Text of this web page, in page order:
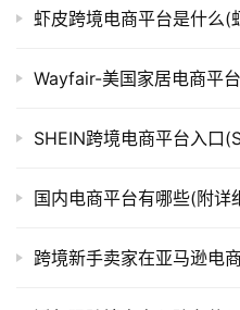
虾皮跨境电商平台是什么(
Wayfair-美国家居电商平台
SHEIN跨境电商平台入口
国内电商平台有哪些(附详
跨境新手卖家在亚马逊电